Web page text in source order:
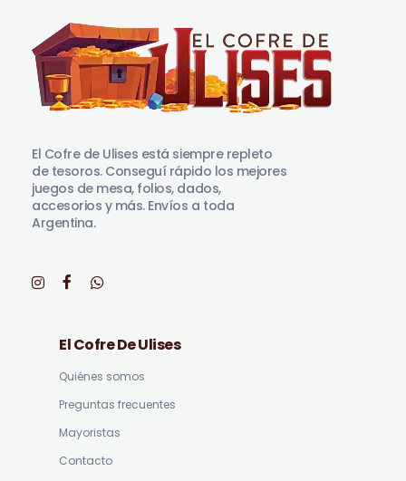
El Cofre de Ulises está siempre repleto
de tesoros. Conseguí rápido los mejores
juegos de mesa, folios, dados,
accesorios y más. Envíos a toda
Argentina.
El Cofre De Ulises
Quiénes somos
Preguntas frecuentes
Mayoristas
Contacto